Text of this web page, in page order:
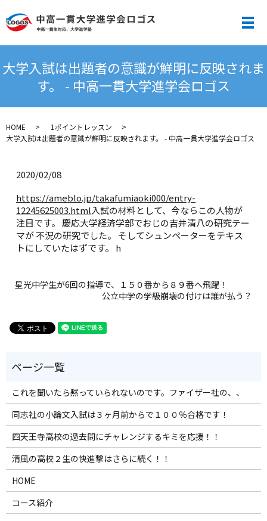
メ
大学入試は出題者の意識が鮮明に反映されま
す。 - 中高一貫大学進学会ロゴス
HOME
1ポイントレッスン
大学入試は出題者の意識が鮮明に反映されます。 - 中高一貫大学進学会ロゴス
2020/02/08
https://ameblo.jp/takafumiaoki000/entry-
12245625003.html入試の材料として、今ならこの人物が
注目です。 慶応大学経済学部でおじの吉井清八の研究テー
マが 不況の研究でした。 そしてシュンペーターをテキス
トにしていたはずです。 h
星光中学生が6回の指導で、１５０番から８９番へ飛躍！
公立中学の学級崩壊の付けは誰が払う？
これを聞いたら黙っていられないのです。ファイザー社の、、
同志社の小論文入試は３ヶ月前からで１００％合格です！
四天王寺高校の過去問にチャレンジするキミを応援！！
清風の高校２生の快進撃はさらに続く！！
HOME
コース紹介